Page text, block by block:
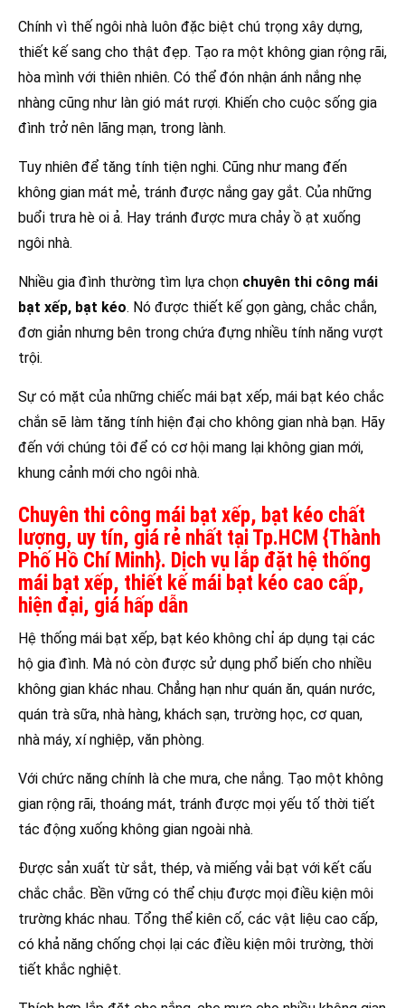
Chính vì thế ngôi nhà luôn đặc biệt chú trọng xây dựng,
thiết kế sang cho thật đẹp. Tạo ra một không gian rộng rãi,
hòa mình với thiên nhiên. Có thể đón nhận ánh nắng nhẹ
nhàng cũng như làn gió mát rượi. Khiến cho cuộc sống gia
đình trở nên lãng mạn, trong lành.
Tuy nhiên để tăng tính tiện nghi. Cũng như mang đến
không gian mát mẻ, tránh được nắng gay gắt. Của những
buổi trưa hè oi ả. Hay tránh được mưa chảy ồ ạt xuống
ngôi nhà.
Nhiều gia đình thường tìm lựa chọn chuyên thi công mái
bạt xếp, bạt kéo. Nó được thiết kế gọn gàng, chắc chắn,
đơn giản nhưng bên trong chứa đựng nhiều tính năng vượt
trội.
Sự có mặt của những chiếc mái bạt xếp, mái bạt kéo chắc
chắn sẽ làm tăng tính hiện đại cho không gian nhà bạn. Hãy
đến với chúng tôi để có cơ hội mang lại không gian mới,
khung cảnh mới cho ngôi nhà.
Chuyên thi công mái bạt xếp, bạt kéo chất
lượng, uy tín, giá rẻ nhất tại Tp.HCM {Thành
Phố Hồ Chí Minh}. Dịch vụ lắp đặt hệ thống
mái bạt xếp, thiết kế mái bạt kéo cao cấp,
hiện đại, giá hấp dẫn
Hệ thống mái bạt xếp, bạt kéo không chỉ áp dụng tại các
hộ gia đình. Mà nó còn được sử dụng phổ biến cho nhiều
không gian khác nhau. Chẳng hạn như quán ăn, quán nước,
quán trà sữa, nhà hàng, khách sạn, trường học, cơ quan,
nhà máy, xí nghiệp, văn phòng.
Với chức năng chính là che mưa, che nắng. Tạo một không
gian rộng rãi, thoáng mát, tránh được mọi yếu tố thời tiết
tác động xuống không gian ngoài nhà.
Được sản xuất từ sắt, thép, và miếng vải bạt với kết cấu
chắc chắc. Bền vững có thể chịu được mọi điều kiện môi
trường khác nhau. Tổng thể kiên cố, các vật liệu cao cấp,
có khả năng chống chọi lại các điều kiện môi trường, thời
tiết khắc nghiệt.